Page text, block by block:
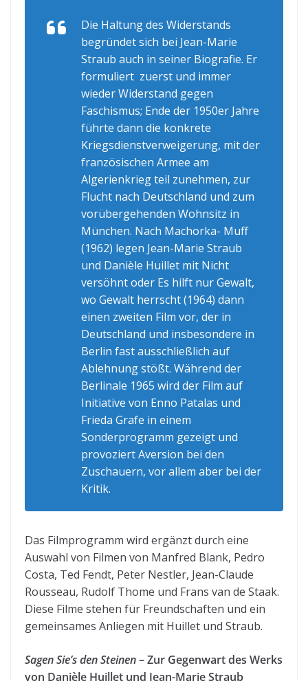
Die Haltung des Widerstands
begründet sich bei Jean-Marie
Straub auch in seiner Biografie. Er
formuliert zuerst und immer
wieder Widerstand gegen
Faschismus; Ende der 1950er Jahre
führte dann die konkrete
Kriegsdienstverweigerung, mit der
französischen Armee am
Algerienkrieg teil zunehmen, zur
Flucht nach Deutschland und zum
vorübergehenden Wohnsitz in
München. Nach Machorka- Muff
(1962) legen Jean-Marie Straub
und Danièle Huillet mit Nicht
versöhntoder Es hilft nur Gewalt,
wo Gewalt herrscht(1964) dann
einen zweiten Film vor, der in
Deutschland und insbesondere in
Berlin fast ausschließlich auf
Ablehnung stößt. Während der
Berlinale 1965 wird der Film auf
Initiative von Enno Patalas und
Frieda Grafe in einem
Sonderprogramm gezeigt und
provoziert Aversion bei den
Zuschauern, vor allem aber bei der
Kritik.
Das Filmprogramm wird ergänzt durch eine
Auswahl von Filmen von Manfred Blank, Pedro
Costa, Ted Fendt, Peter Nestler, Jean-Claude
Rousseau, Rudolf Thome und Frans van de Staak.
Diese Filme stehen für Freundschaften und ein
gemeinsames Anliegen mit Huillet und Straub.
Sagen Sie’s den Steinen– Zur Gegenwart des Werks
von Danièle Huillet und Jean-Marie Straub